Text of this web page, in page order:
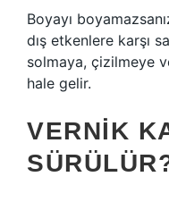
Boyayı
dış etkenlere karşı
solmaya, çizilmeye
hale gelir.
VERNIK